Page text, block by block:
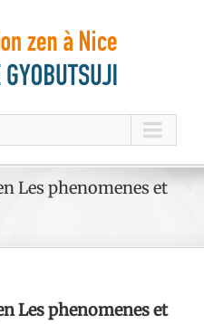
Les phenomenes et
Les phenomenes et